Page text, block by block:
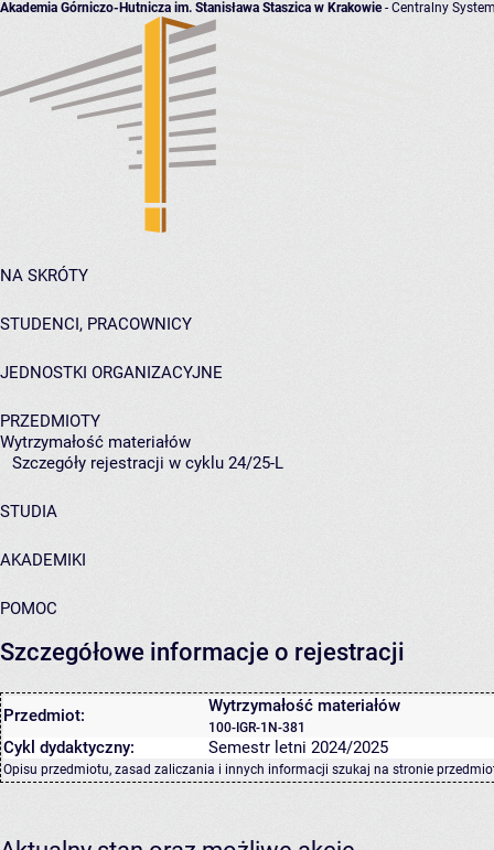
Akademia Górniczo-Hutnicza im. Stanisława Staszica w Krakowie- Centralny
NA SKRÓTY
STUDENCI, PRACOWNICY
JEDNOSTKI ORGANIZACYJNE
PRZEDMIOTY
Wytrzymałość materiałów
Szczegóły rejestracji w cyklu 24/25-L
STUDIA
AKADEMIKI
POMOC
Szczegółowe informacje o rejestracji
Przedmiot: Wytrzymałość materiałów
100-IGR-1N-381
Cykl dydaktyczny: Semestr letni 2024/2025
Opisu przedmiotu, zasad zaliczania i innych informacji szukaj na stronie